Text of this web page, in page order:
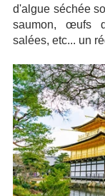
d'algue séchée
saumon, œufs
salées, etc... un